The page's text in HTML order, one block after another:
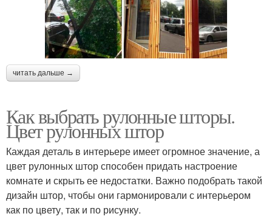
читать дальше →
Как выбрать рулонные шторы.
Цвет рулонных штор
Каждая деталь в интерьере имеет огромное значение, а
цвет рулонных штор способен придать настроение
комнате и скрыть ее недостатки. Важно подобрать такой
дизайн штор, чтобы они гармонировали с интерьером
как по цвету, так и по рисунку.